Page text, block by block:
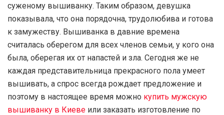
суженому вышиванку. Таким образом, девушка
показывала, что она порядочна, трудолюбива и готова
к замужеству. Вышиванка в давние времена
считалась оберегом для всех членов семьи, у кого она
была, оберегая их от напастей и зла. Сегодня же не
каждая представительница прекрасного пола умеет
вышивать, а спрос всегда рождает предложение и
поэтому в настоящее время можно купить мужскую
вышиванку в Киеве или заказать изготовление по